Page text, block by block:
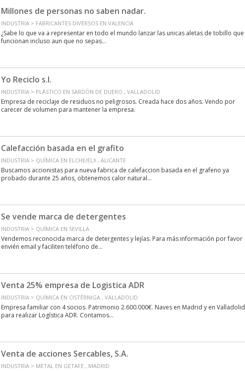
Millones de personas no saben nadar.
INDUSTRIA > FABRICANTES DIVERSOS EN VALENCIA
¿Sabe lo que va a representar en todo el mundo lanzar las unicas aletas de tobillo que
funcionan incluso aun que no sepas...
Yo Reciclo s.l.
INDUSTRIA > PLÁSTICO EN SARDÓN DE DUERO , VALLADOLID
Empresa de reciclaje de residuos no peligrosos. Creada hace dos años. Vendo por
carecer de volumen para mantener la empresa.
Calefacción basada en el grafito
INDUSTRIA > QUÍMICA EN ELCHE/ELX , ALICANTE
Buscamos accionistas para nueva fabrica de calefaccion basada en el grafeno ya
probado durante 25 años, obtenemos calor natural...
Se vende marca de detergentes
INDUSTRIA > QUÍMICA EN SEVILLA
Vendemos reconocida marca de detergentes y lejías. Para más información por favor
envién email y faciliten teléfono de...
Venta 25% empresa de Logistica ADR
INDUSTRIA > QUÍMICA EN CISTÉRNIGA , VALLADOLID
Empresa familiar con 4 socios. Patrimonio 2.600.000€. Naves en Madrid y en Valladolid
para realizar Logística ADR. Contamos...
Venta de acciones Sercables, S.A.
INDUSTRIA > METAL EN GETAFE , MADRID